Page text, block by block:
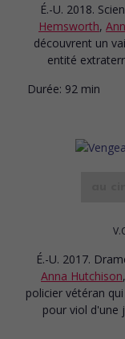
É.-U. 2018.
Hemsworth,
découvrent un
entité
Durée: 92 min
É.-U. 2017.
Anna Hutchison,
policier vétéran
pour viol d'une